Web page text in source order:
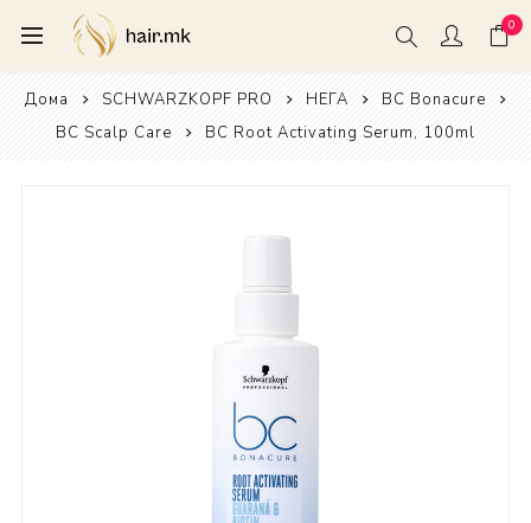
0
Дома SCHWARZKOPF PRO НЕГА
BC Bonacure
BC Scalp Care
BC Root Activating Serum, 100ml